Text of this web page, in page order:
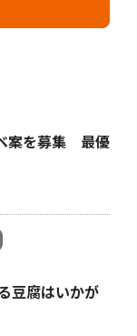
案を募集 最優
豆腐はいかが